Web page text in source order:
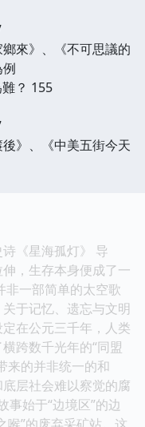
來》、《不可思議的
？ 155
》、《中美五街今天
《星海孤灯》 导
，生存本身便成了一
非一部简单的太空歌
于记忆、遗忘与文明
在公元三千年，人类
跨数千光年的“同盟
来的并非统一的和
层社会难以察觉的腐
事始于“边境区”的边